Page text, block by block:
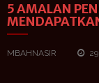
5 AMALAN
MBAHNASIR